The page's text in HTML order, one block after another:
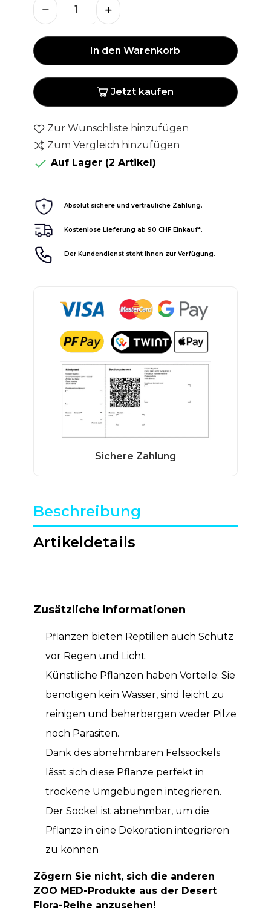
In den Warenkorb
Jetzt kaufen
Zur Wunschliste hinzufügen
Zum Vergleich hinzufügen
 Auf Lager (2 Artikel)
Absolut sichere und vertrauliche Zahlung.
Kostenlose Lieferung ab 90 CHF Einkauf*.
Der Kundendienst steht Ihnen zur Verfügung.
Beschreibung
Artikeldetails
Zusätzliche Informationen
Pflanzen bieten Reptilien auch Schutz
vor Regen und Licht.
Künstliche Pflanzen haben Vorteile: Sie
benötigen kein Wasser, sind leicht zu
reinigen und beherbergen weder Pilze
noch Parasiten.
Dank des abnehmbaren Felssockels
lässt sich diese Pflanze perfekt in
trockene Umgebungen integrieren.
Der Sockel ist abnehmbar, um die
Pflanze in eine Dekoration integrieren
zu können
Zögern Sie nicht, sich die anderen
ZOO MED-Produkte aus der Desert
Flora-Reihe anzusehen!